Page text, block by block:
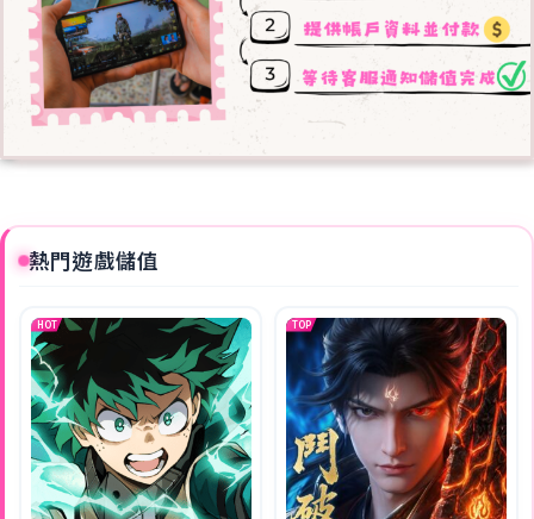
熱門遊戲儲值
HOT TOP